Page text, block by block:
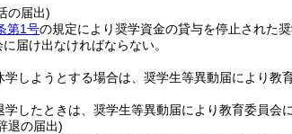
の届出)
第1号の規定により奨学資金の貸与を停止された
届け出なければならない。
学しようとする場合は、奨学生等異動届により教
学したときは、奨学生等異動届により教育委員会
退の届出)